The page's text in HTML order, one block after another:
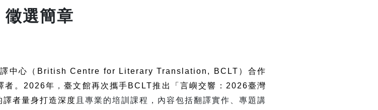
徵選簡章
中心（ British Centre for Literary Translation, BCLT ）合作
者。 2026年 ，臺文館再次攜手 BCLT推出「言嶼交響： 2026臺灣
者量身打造深度 且專業的培訓課程，內容包括翻譯實作、專題講